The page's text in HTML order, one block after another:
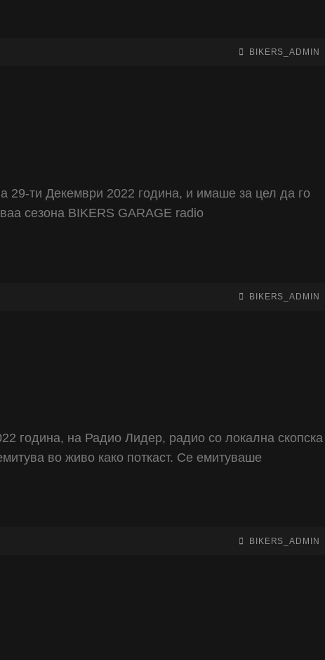
BY
BYLINE
BIKERS_ADMIN
29-ти Декември 2022 година, и имаше за цел да го
сезона BIKERS GARAGE radio
BY
BYLINE
BIKERS_ADMIN
година, на Радио Лидер, радио со локална скопска
во живо како поткаст. Се емитуваше
BY
BYLINE
BIKERS_ADMIN